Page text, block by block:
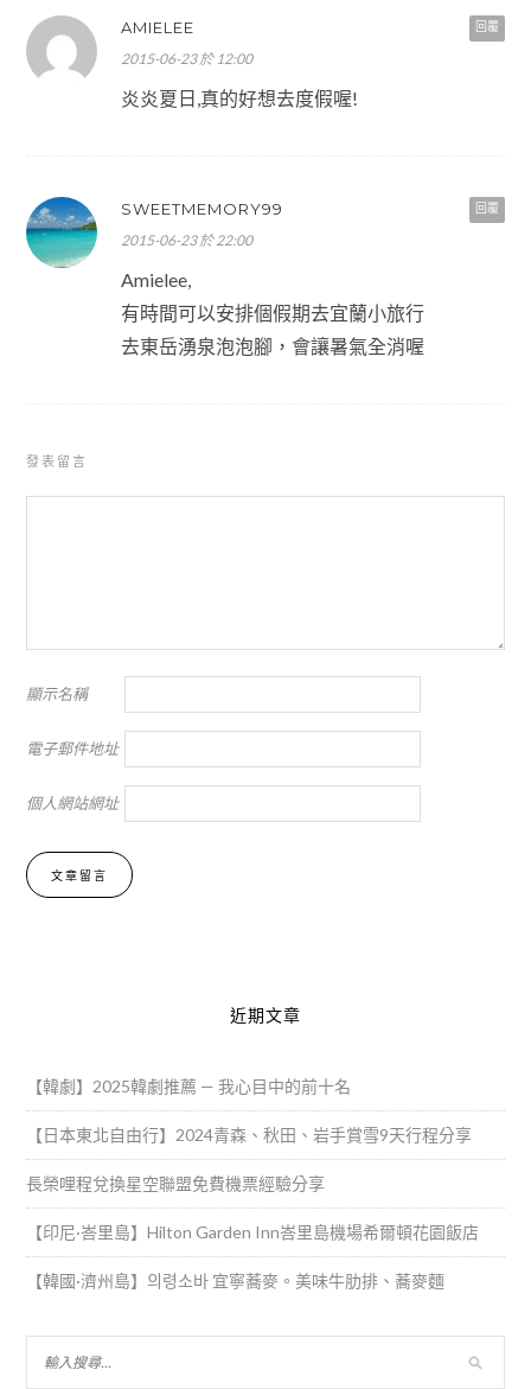
回覆
AMIELEE
2015-06-23 於 12:00
炎炎夏日,真的好想去度假喔!
回覆
SWEETMEMORY99
2015-06-23 於 22:00
Amielee,
有時間可以安排個假期去宜蘭小旅行
去東岳湧泉泡泡腳，會讓暑氣全消喔
發表留言
顯示名稱
電子郵件地址
個人網站網址
近期文章
【韓劇】2025韓劇推薦 — 我心目中的前十名
【日本東北自由行】2024青森、秋田、岩手賞雪9天行程分享
長榮哩程兌換星空聯盟免費機票經驗分享
【印尼·峇里島】Hilton Garden Inn峇里島機場希爾頓花園飯店
【韓國·濟州島】의령소바 宜寧蕎麥。美味牛肋排、蕎麥麵